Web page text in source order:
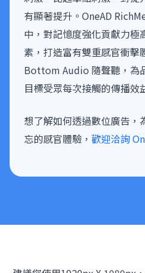
有顯著提升。OneAD
中，對記憶度強化貢獻力極
素，打造富有雙重感官衝
Bottom Audio 隨聲聽，為
目標受眾每次接觸的傳播效
想了解如何透過數位廣告，
忘的感官體驗， 歡迎洽詢